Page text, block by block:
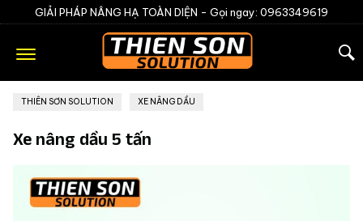
GIẢI PHÁP NÂNG HẠ TOÀN DIỆN - Gọi ngay: 0963349619
THIÊN SƠN SOLUTION XE NÂNG DẦU
Xe nâng dầu 5 tấn